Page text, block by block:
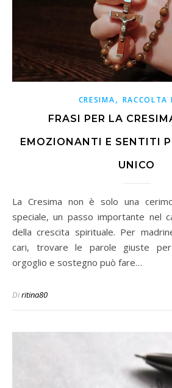
CRESIMA, RACCOLTA
FRASI PER LA
EMOZIONANTI E SENTITI
UNICO
La Cresima non è solo una cerimonia. È un momento
speciale, un passo importante nel
della crescita spirituale. Per
cari, trovare le parole giuste
orgoglio e sostegno può fare…
Diritina80